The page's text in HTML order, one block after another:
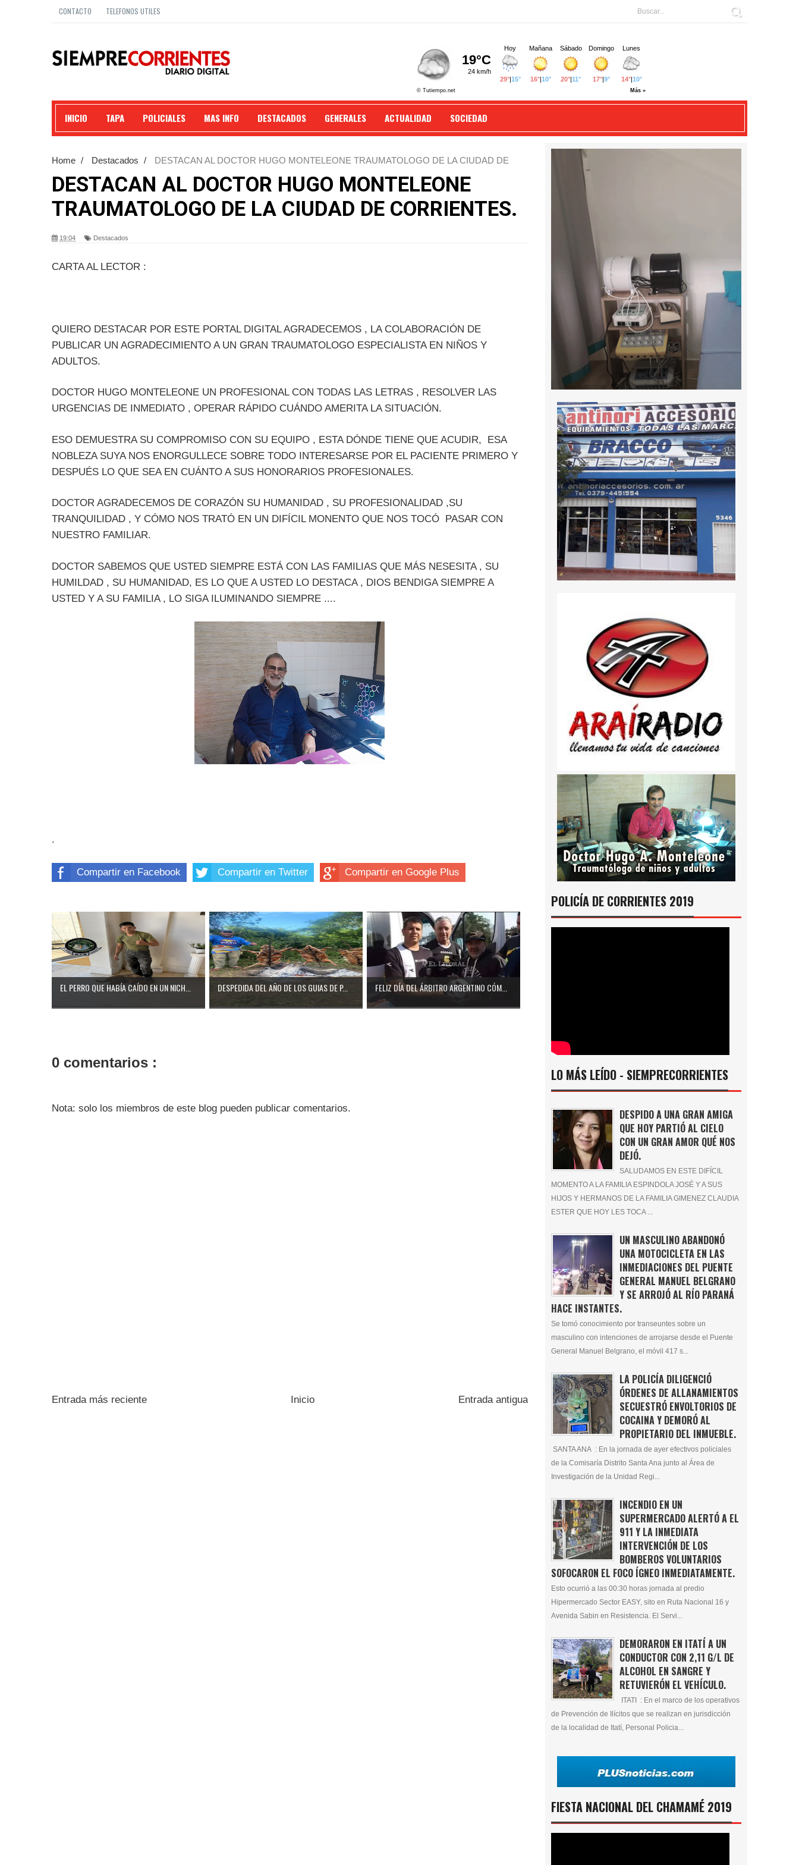
CONTACTO TELEFONOS UTILES
INICIO TAPA POLICIALES MAS INFO DESTACADOS GENERALES ACTUALIDAD SOCIEDAD
Home / Destacados /
DESTACAN AL DOCTOR HUGO MONTELEONE TRAUMATOLOGO DE LA CIUDAD DE
DESTACAN AL DOCTOR HUGO MONTELEONE
TRAUMATOLOGO DE LA CIUDAD DE CORRIENTES.
19:04 Destacados
CARTA AL LECTOR :
QUIERO DESTACAR POR ESTE PORTAL DIGITAL AGRADECEMOS , LA COLABORACIÓN DE
PUBLICAR UN AGRADECIMIENTO A UN GRAN TRAUMATOLOGO ESPECIALISTA EN NIÑOS Y
ADULTOS.
DOCTOR HUGO MONTELEONE UN PROFESIONAL CON TODAS LAS LETRAS , RESOLVER LAS
URGENCIAS DE INMEDIATO , OPERAR RÁPIDO CUÁNDO AMERITA LA SITUACIÓN.
ESO DEMUESTRA SU COMPROMISO CON SU EQUIPO , ESTA DÓNDE TIENE QUE ACUDIR, ESA
NOBLEZA SUYA NOS ENORGULLECE SOBRE TODO INTERESARSE POR EL PACIENTE PRIMERO Y
DESPUÉS LO QUE SEA EN CUÁNTO A SUS HONORARIOS PROFESIONALES.
DOCTOR AGRADECEMOS DE CORAZÓN SU HUMANIDAD , SU PROFESIONALIDAD ,SU
TRANQUILIDAD , Y CÓMO NOS TRATÓ EN UN DIFÍCIL MONENTO QUE NOS TOCÓ PASAR CON
NUESTRO FAMILIAR.
DOCTOR SABEMOS QUE USTED SIEMPRE ESTÁ CON LAS FAMILIAS QUE MÁS NESESITA , SU
HUMILDAD , SU HUMANIDAD, ES LO QUE A USTED LO DESTACA , DIOS BENDIGA SIEMPRE A
USTED Y A SU FAMILIA , LO SIGA ILUMINANDO SIEMPRE ....
.
Compartir en Facebook Compartir en Twitter Compartir en Google Plus
EL PERRO QUE HABÍA CAÍDO EN UN NICH... DESPEDIDA DEL AÑO DE LOS GUIAS DE P... FELIZ DÍA DEL ÁRBITRO ARGENTINO CÓM...
0 comentarios :
Nota: solo los miembros de este blog pueden publicar comentarios.
Entrada más reciente Entrada antigua
Inicio
POLICÍA DE CORRIENTES 2019
LO MÁS LEÍDO - SIEMPRECORRIENTES
DESPIDO A UNA GRAN AMIGA
QUE HOY PARTIÓ AL CIELO
CON UN GRAN AMOR QUÉ NOS
DEJÓ.
SALUDAMOS EN ESTE DIFÍCIL
MOMENTO A LA FAMILIA ESPINDOLA JOSÉ Y A SUS
HIJOS Y HERMANOS DE LA FAMILIA GIMENEZ CLAUDIA
ESTER QUE HOY LES TOCA ...
UN MASCULINO ABANDONÓ
UNA MOTOCICLETA EN LAS
INMEDIACIONES DEL PUENTE
GENERAL MANUEL BELGRANO
Y SE ARROJÓ AL RÍO PARANÁ
HACE INSTANTES.
Se tomó conocimiento por transeuntes sobre un
masculino con intenciones de arrojarse desde el Puente
General Manuel Belgrano, el móvil 417 s...
LA POLICÍA DILIGENCIÓ
ÓRDENES DE ALLANAMIENTOS
SECUESTRÓ ENVOLTORIOS DE
COCAINA Y DEMORÓ AL
PROPIETARIO DEL INMUEBLE.
SANTA ANA : En la jornada de ayer efectivos policiales
de la Comisaría Distrito Santa Ana junto al Área de
Investigación de la Unidad Regi...
INCENDIO EN UN
SUPERMERCADO ALERTÓ A EL
911 Y LA INMEDIATA
INTERVENCIÓN DE LOS
BOMBEROS VOLUNTARIOS
SOFOCARON EL FOCO ÍGNEO INMEDIATAMENTE.
Esto ocurrió a las 00:30 horas jornada al predio
Hipermercado Sector EASY, sito en Ruta Nacional 16 y
Avenida Sabin en Resistencia. El Servi...
DEMORARON EN ITATÍ A UN
CONDUCTOR CON 2,11 G/L DE
ALCOHOL EN SANGRE Y
RETUVIERÓN EL VEHÍCULO.
ITATI : En el marco de los operativos
de Prevención de Ilícitos que se realizan en jurisdicción
de la localidad de Itatí, Personal Policia...
FIESTA NACIONAL DEL CHAMAMÉ 2019